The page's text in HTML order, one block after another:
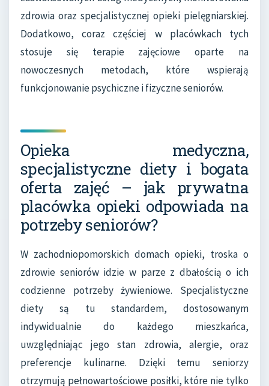
zdrowia oraz specjalistycznej opieki pielęgniarskiej.
Dodatkowo, coraz częściej w placówkach tych
stosuje się terapie zajęciowe oparte na
nowoczesnych metodach, które wspierają
funkcjonowanie psychiczne i fizyczne seniorów.
Opieka medyczna,
specjalistyczne diety i bogata
oferta zajęć – jak prywatna
placówka opieki odpowiada na
potrzeby seniorów?
W zachodniopomorskich domach opieki, troska o
zdrowie seniorów idzie w parze z dbałością o ich
codzienne potrzeby żywieniowe. Specjalistyczne
diety są tu standardem, dostosowanym
indywidualnie do każdego mieszkańca,
uwzględniając jego stan zdrowia, alergie, oraz
preferencje kulinarne. Dzięki temu seniorzy
otrzymują pełnowartościowe posiłki, które nie tylko